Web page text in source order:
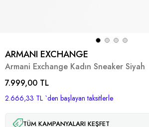
ARMANI EXCHANGE
Armani Exchange Kadın Sneaker Siyah
7.999,00 TL
2.666,33 TL `den başlayan taksitlerle
TÜM KAMPANYALARI KEŞFET